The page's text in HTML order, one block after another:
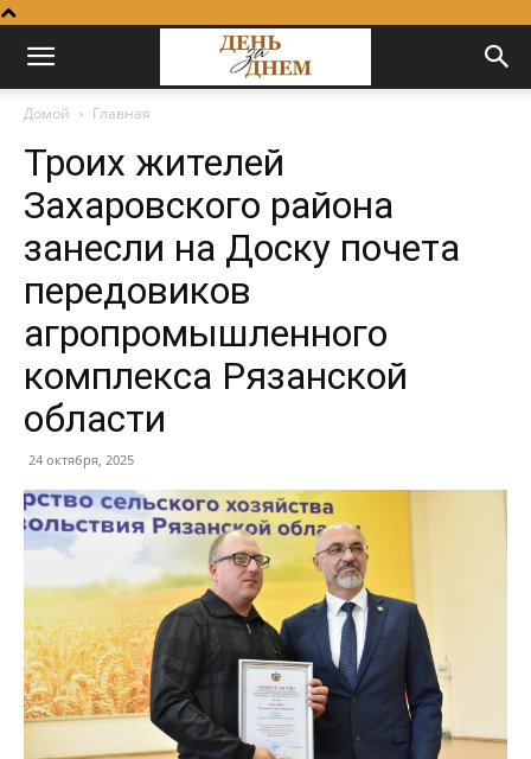
Домой Главная
Троих жителей
Захаровского района
занесли на Доску почета
передовиков
агропромышленного
комплекса Рязанской
области
24 октября, 2025